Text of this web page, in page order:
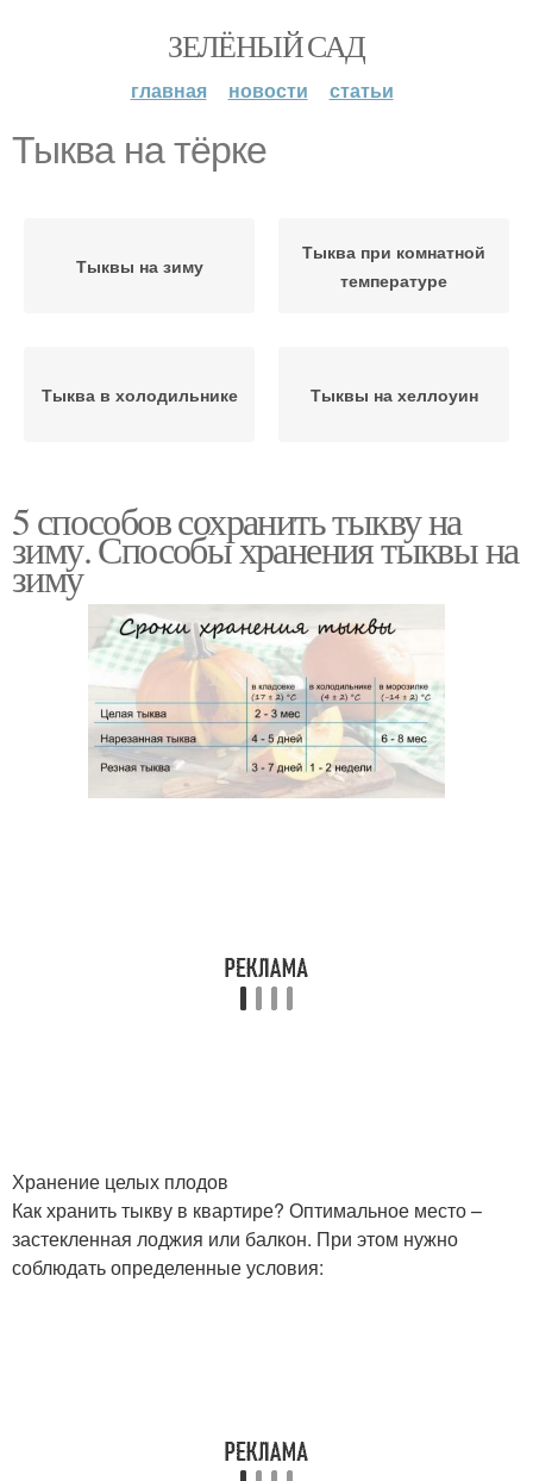
ЗЕЛЁНЫЙ САД
главная новости статьи
Тыква на тёрке
Тыквы на зиму
Тыква при комнатной
температуре
Тыква в холодильнике Тыквы на хеллоуин
5 способов сохранить тыкву на
зиму. Способы хранения тыквы на
зиму
Хранение целых плодов
Как хранить тыкву в квартире? Оптимальное место –
застекленная лоджия или балкон. При этом нужно
соблюдать определенные условия: